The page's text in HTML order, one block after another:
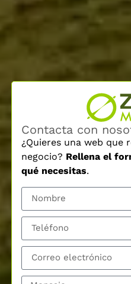
Contacta con
¿Quieres una web que
negocio? Rellena el
qué necesitas.